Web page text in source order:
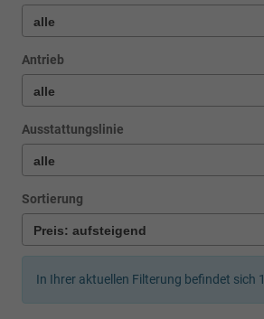
Antrieb
Ausstattungslinie
Sortierung
In Ihrer aktuellen Filterung befindet sich 1